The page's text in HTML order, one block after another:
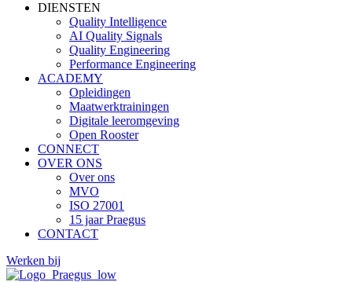
DIENSTEN
Quality Intelligence
AI Quality Signals
Quality Engineering
Performance Engineering
ACADEMY
Opleidingen
Maatwerktrainingen
Digitale leeromgeving
Open Rooster
CONNECT
OVER ONS
Over ons
MVO
ISO 27001
15 jaar Praegus
CONTACT
Werken bij